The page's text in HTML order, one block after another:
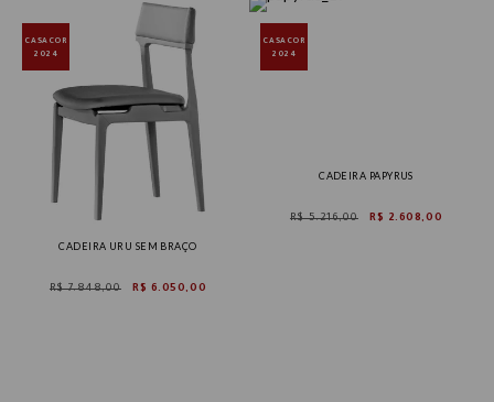
CADEIRA URU SEM BRAÇO
R$ 7.848,00 R$ 6.050,00
CASACOR
2024
CADEIRA PAPYRUS
R$ 5.216,00 R$ 2.608,00
CASACOR
2024